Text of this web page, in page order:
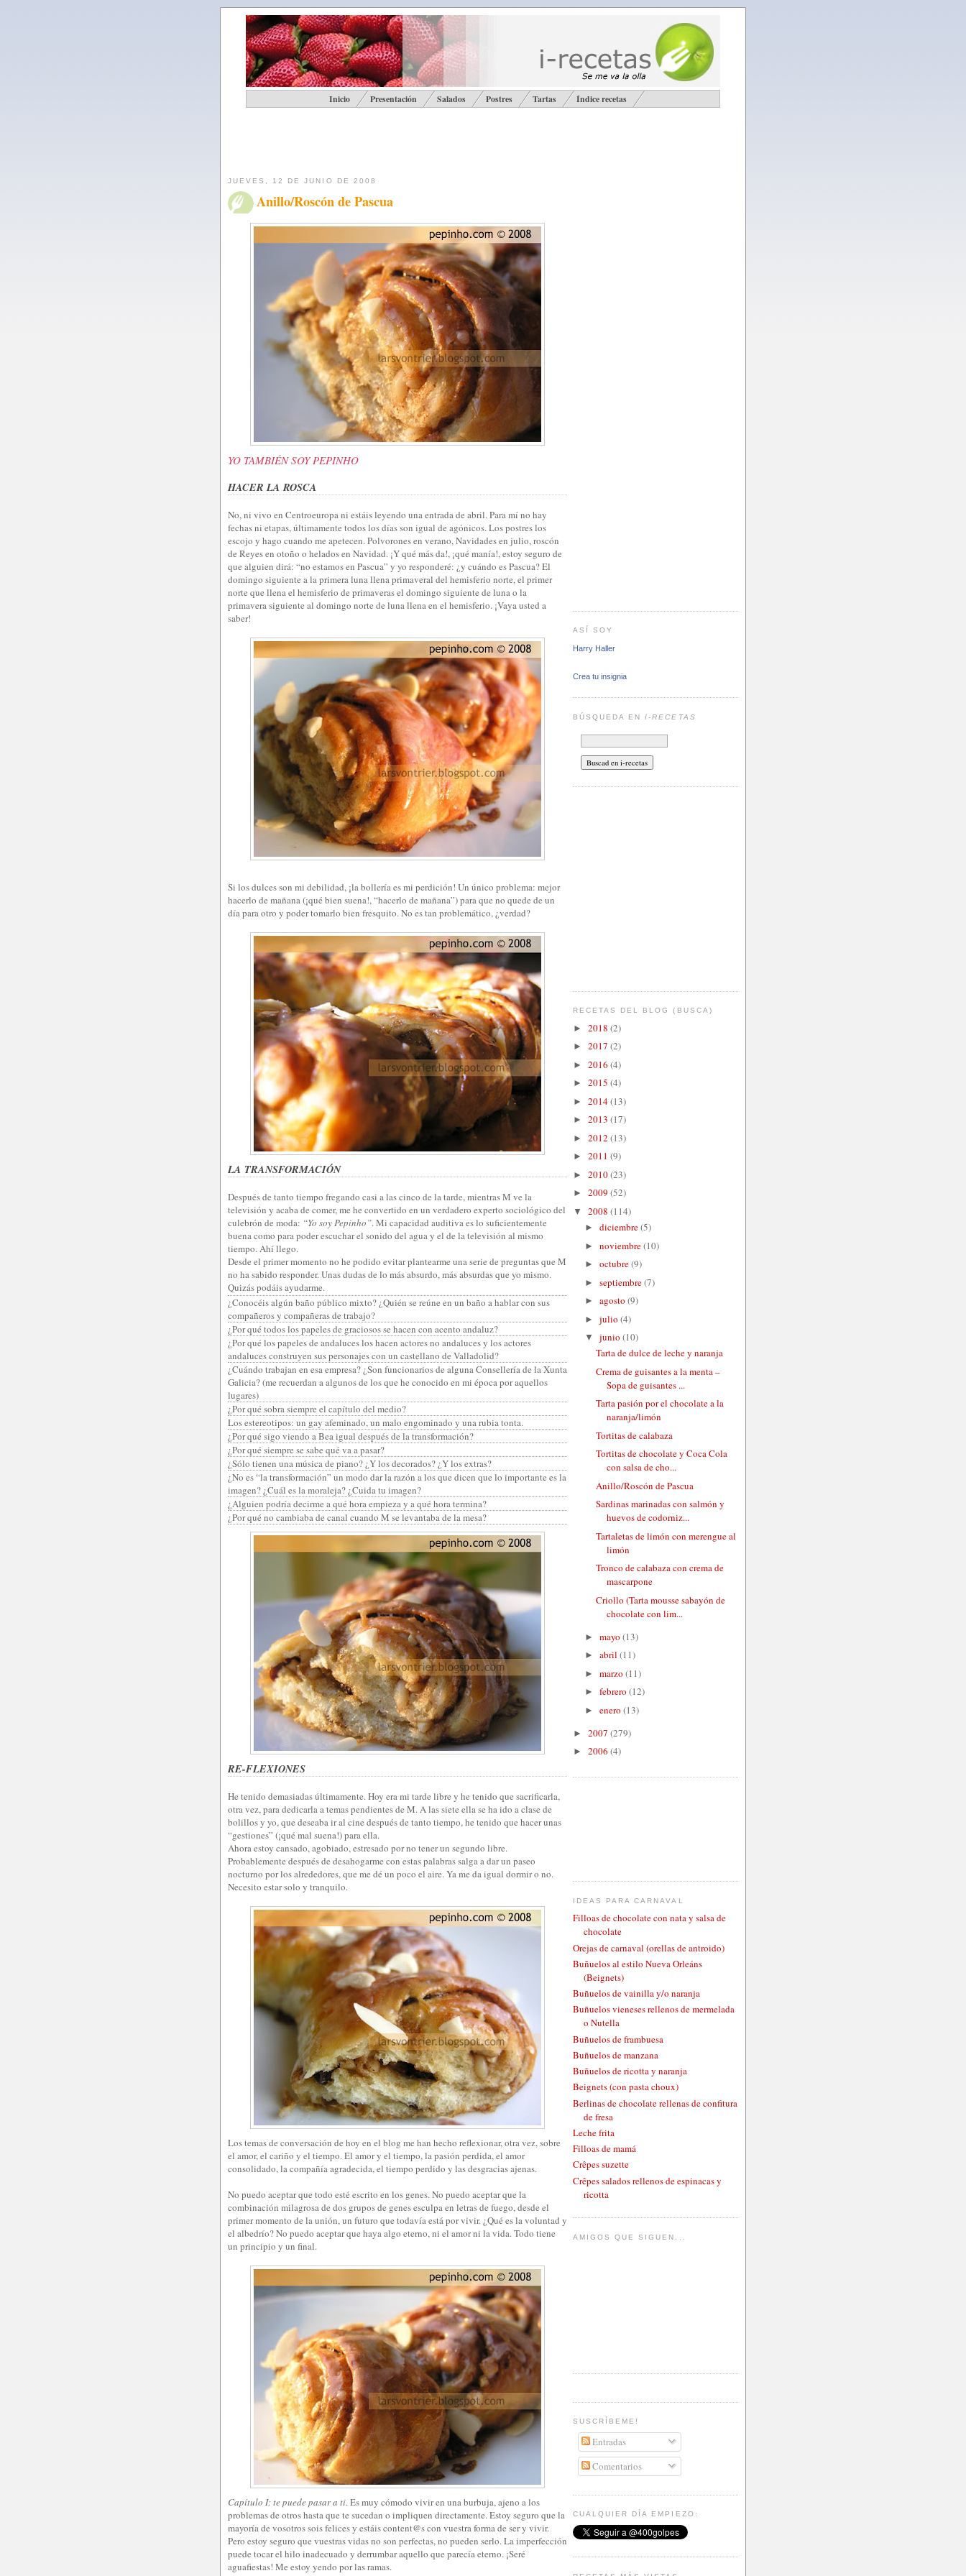
Inicio Presentación Salados Postres Tartas Índice recetas
JUEVES, 12 DE JUNIO DE 2008
Anillo/Roscón de Pascua
YO TAMBIÉN SOY PEPINHO
HACER LA ROSCA
No, ni vivo en Centroeuropa ni estáis leyendo una entrada de abril. Para mí no hay
fechas ni etapas, últimamente todos los días son igual de agónicos. Los postres los
escojo y hago cuando me apetecen. Polvorones en verano, Navidades en julio, roscón
de Reyes en otoño o helados en Navidad. ¡Y qué más da!, ¡qué manía!, estoy seguro de
que alguien dirá: “no estamos en Pascua” y yo responderé: ¿y cuándo es Pascua? El
domingo siguiente a la primera luna llena primaveral del hemisferio norte, el primer
norte que llena el hemisferio de primaveras el domingo siguiente de luna o la
primavera siguiente al domingo norte de luna llena en el hemisferio. ¡Vaya usted a
saber!
Si los dulces son mi debilidad, ¡la bollería es mi perdición! Un único problema: mejor
hacerlo de mañana (¡qué bien suena!, “hacerlo de mañana”) para que no quede de un
día para otro y poder tomarlo bien fresquito. No es tan problemático, ¿verdad?
LA TRANSFORMACIÓN
Después de tanto tiempo fregando casi a las cinco de la tarde, mientras M ve la
televisión y acaba de comer, me he convertido en un verdadero experto sociológico del
culebrón de moda: “Yo soy Pepinho”. Mi capacidad auditiva es lo suficientemente
buena como para poder escuchar el sonido del agua y el de la televisión al mismo
tiempo. Ahí llego.
Desde el primer momento no he podido evitar plantearme una serie de preguntas que M
no ha sabido responder. Unas dudas de lo más absurdo, más absurdas que yo mismo.
Quizás podáis ayudarme.
¿Conocéis algún baño público mixto? ¿Quién se reúne en un baño a hablar con sus
compañeros y compañeras de trabajo?
¿Por qué todos los papeles de graciosos se hacen con acento andaluz?
¿Por qué los papeles de andaluces los hacen actores no andaluces y los actores
andaluces construyen sus personajes con un castellano de Valladolid?
¿Cuándo trabajan en esa empresa? ¿Son funcionarios de alguna Consellería de la Xunta
Galicia? (me recuerdan a algunos de los que he conocido en mi época por aquellos
lugares)
¿Por qué sobra siempre el capítulo del medio?
Los estereotipos: un gay afeminado, un malo engominado y una rubia tonta.
¿Por qué sigo viendo a Bea igual después de la transformación?
¿Por qué siempre se sabe qué va a pasar?
¿Sólo tienen una música de piano? ¿Y los decorados? ¿Y los extras?
¿No es “la transformación” un modo dar la razón a los que dicen que lo importante es la
imagen? ¿Cuál es la moraleja? ¿Cuida tu imagen?
¿Alguien podría decirme a qué hora empieza y a qué hora termina?
¿Por qué no cambiaba de canal cuando M se levantaba de la mesa?
RE-FLEXIONES
He tenido demasiadas últimamente. Hoy era mi tarde libre y he tenido que sacrificarla,
otra vez, para dedicarla a temas pendientes de M. A las siete ella se ha ido a clase de
bolillos y yo, que deseaba ir al cine después de tanto tiempo, he tenido que hacer unas
“gestiones” (¡qué mal suena!) para ella.
Ahora estoy cansado, agobiado, estresado por no tener un segundo libre.
Probablemente después de desahogarme con estas palabras salga a dar un paseo
nocturno por los alrededores, que me dé un poco el aire. Ya me da igual dormir o no.
Necesito estar solo y tranquilo.
Los temas de conversación de hoy en el blog me han hecho reflexionar, otra vez, sobre
el amor, el cariño y el tiempo. El amor y el tiempo, la pasión perdida, el amor
consolidado, la compañía agradecida, el tiempo perdido y las desgracias ajenas.
No puedo aceptar que todo esté escrito en los genes. No puedo aceptar que la
combinación milagrosa de dos grupos de genes esculpa en letras de fuego, desde el
primer momento de la unión, un futuro que todavía está por vivir. ¿Qué es la voluntad y
el albedrío? No puedo aceptar que haya algo eterno, ni el amor ni la vida. Todo tiene
un principio y un final.
Capítulo I: te puede pasar a ti. Es muy cómodo vivir en una burbuja, ajeno a los
problemas de otros hasta que te sucedan o impliquen directamente. Estoy seguro que la
mayoría de vosotros sois felices y estáis content@s con vuestra forma de ser y vivir.
Pero estoy seguro que vuestras vidas no son perfectas, no pueden serlo. La imperfección
puede tocar el hilo inadecuado y derrumbar aquello que parecía eterno. ¡Seré
aguafiestas! Me estoy yendo por las ramas.
ASÍ SOY
Harry Haller
Crea tu insignia
BÚSQUEDA ENI-RECETAS
RECETAS DEL BLOG (BUSCA)
► 2018 (2)
► 2017 (2)
► 2016 (4)
► 2015 (4)
► 2014(13)
► 2013 (17)
► 2012 (13)
► 2011 (9)
► 2010(23)
► 2009 (52)
▼ 2008 (114)
► diciembre(5)
► noviembre(10)
► octubre(9)
► septiembre(7)
► agosto (9)
► julio (4)
▼ junio (10)
Tarta de dulce de leche y naranja
Crema de guisantes a la menta –
Sopa de guisantes ...
Tarta pasión por el chocolate a la
naranja/limón
Tortitas de calabaza
Tortitas de chocolate y Coca Cola
con salsa de cho...
Anillo/Roscón de Pascua
Sardinas marinadas con salmón y
huevos de codorniz...
Tartaletas de limón con merengue al
limón
Tronco de calabaza con crema de
mascarpone
Criollo (Tarta mousse sabayón de
chocolate con lim...
► mayo (13)
► abril (11)
► marzo (11)
► febrero (12)
► enero (13)
► 2007 (279)
► 2006 (4)
IDEAS PARA CARNAVAL
Filloas de chocolate con nata y salsa de
chocolate
Orejas de carnaval (orellas de antroido)
Buñuelos al estilo Nueva Orleáns
(Beignets)
Buñuelos de vainilla y/o naranja
Buñuelos vieneses rellenos de mermelada
o Nutella
Buñuelos de frambuesa
Buñuelos de manzana
Buñuelos de ricotta y naranja
Beignets (con pasta choux)
Berlinas de chocolate rellenas de confitura
de fresa
Leche frita
Filloas de mamá
Crêpes suzette
Crêpes salados rellenos de espinacas y
ricotta
AMIGOS QUE SIGUEN...
SUSCRÍBEME!
Entradas
Comentarios
CUALQUIER DÍA EMPIEZO: